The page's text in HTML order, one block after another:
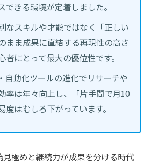
できる環境が定着しました。
なスキルや才能ではなく「正しい
まま成果に直結する再現性の高さ
者にとって最大の優位性です。
自動化ツールの進化でリサーチや
率は年々向上し、「片手間で月10
度はむしろ下がっています。
極めと継続力が成果を分ける時代